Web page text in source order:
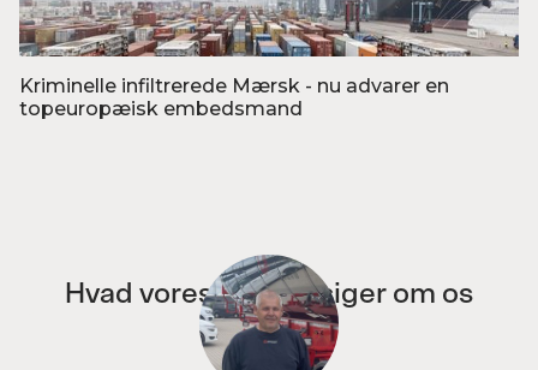
Kriminelle infiltrerede Mærsk - nu advarer en
topeuropæisk embedsmand
Hvad vores kunder siger om os